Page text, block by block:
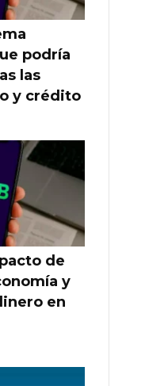
podría
las
y crédito
de
y
en